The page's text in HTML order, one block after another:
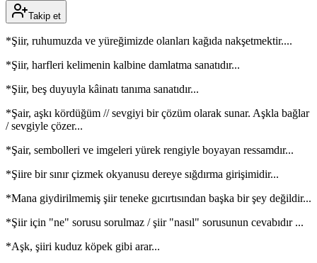
Takip et
*Şiir, ruhumuzda ve yüreğimizde olanları kağıda nakşetmektir....
*Şiir, harfleri kelimenin kalbine damlatma sanatıdır...
*Şiir, beş duyuyla kâinatı tanıma sanatıdır...
*Şair, aşkı kördüğüm // sevgiyi bir çözüm olarak sunar. Aşkla bağlar
/ sevgiyle çözer...
*Şair, sembolleri ve imgeleri yürek rengiyle boyayan ressamdır...
*Şiire bir sınır çizmek okyanusu dereye sığdırma girişimidir...
*Mana giydirilmemiş şiir teneke gıcırtısından başka bir şey değildir...
*Şiir için "ne" sorusu sorulmaz / şiir "nasıl" sorusunun cevabıdır ...
*Aşk, şiiri kuduz köpek gibi arar...